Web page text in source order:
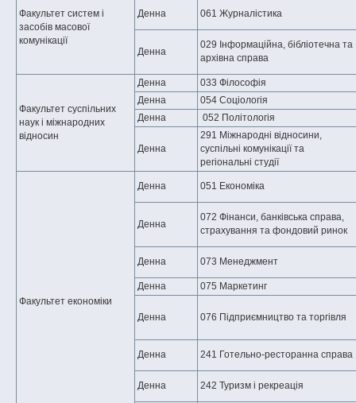
Факультет систем і
засобів масової
комунікації
Денна 061 Журналістика
Денна
029 Інформаційна, бібліотечна та
архівна справа
Факультет суспільних
наук і міжнародних
відносин
Денна
033 Філософія
Денна
054 Соціологія
Денна
052 Політологія
Денна
291 Міжнародні відносини,
суспільні комунікації та
регіональні студії
Факультет економіки
Денна 051 Економіка
Денна
072 Фінанси, банківська справа,
страхування та фондовий ринок
Денна 073 Менеджмент
Денна 075 Маркетинг
Денна 076 Підприємництво та торгівля
Денна 241 Готельно-ресторанна справа
Денна 242 Туризм і рекреація